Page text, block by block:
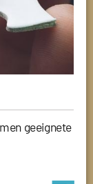
geeignete